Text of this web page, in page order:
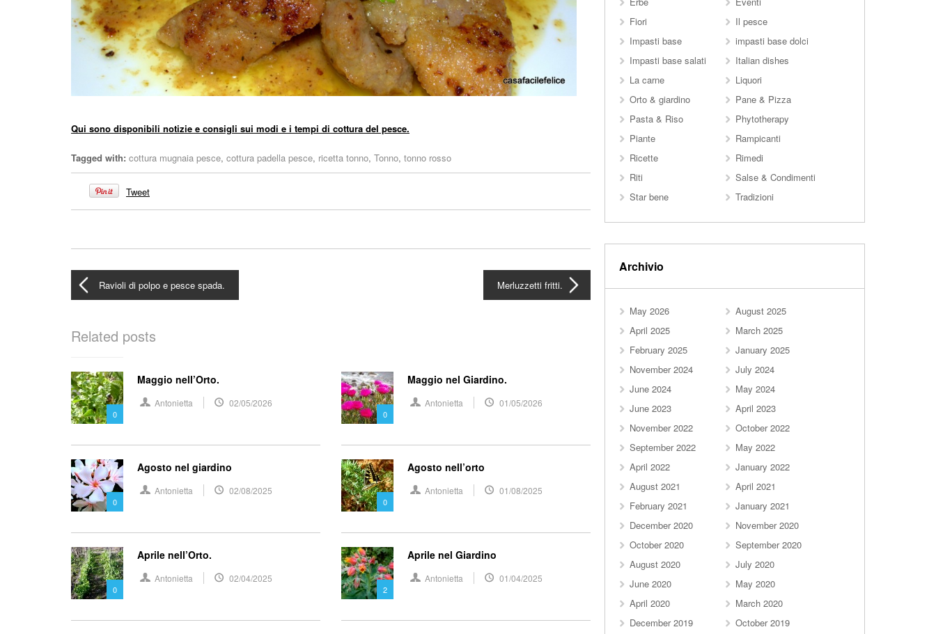
Qui sono disponibili notizie e consigli sui modi e i tempi di cottura del pesce.
Tagged with: cottura mugnaia pesce, cottura padella pesce, ricetta tonno, Tonno, tonno rosso
Tweet
Merluzzetti fritti.
Ravioli di polpo e pesce spada.
Related posts
0
Maggio nell’Orto.
Antonietta 02/05/2026
0
Maggio nel Giardino.
Antonietta 01/05/2026
0
Agosto nel giardino
Antonietta 02/08/2025
0
Agosto nell’orto
Antonietta 01/08/2025
0
Aprile nell’Orto.
Antonietta 02/04/2025
2
Aprile nel Giardino
Antonietta 01/04/2025
Fiori
Il pesce
Impasti base
impasti base dolci
Impasti base salati
Italian dishes
La carne
Liquori
Orto & giardino
Pane & Pizza
Pasta & Riso
Phytotherapy
Piante
Rampicanti
Ricette
Rimedi
Riti
Salse & Condimenti
Star bene
Tradizioni
Archivio
May 2026
August 2025
April 2025
March 2025
February 2025
January 2025
November 2024
July 2024
June 2024
May 2024
June 2023
April 2023
November 2022
October 2022
September 2022
May 2022
April 2022
January 2022
August 2021
April 2021
February 2021
January 2021
December 2020
November 2020
October 2020
September 2020
August 2020
July 2020
June 2020
May 2020
April 2020
March 2020
December 2019
October 2019